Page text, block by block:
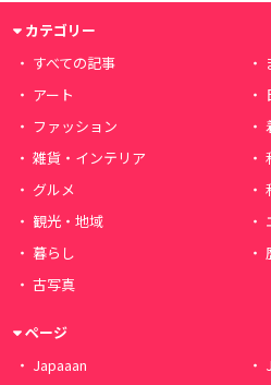
カテゴリー
すべての記事
アート
ファッション
雑貨・インテリア
グルメ
観光・地域
暮らし
古写真
ページ
Japaaan